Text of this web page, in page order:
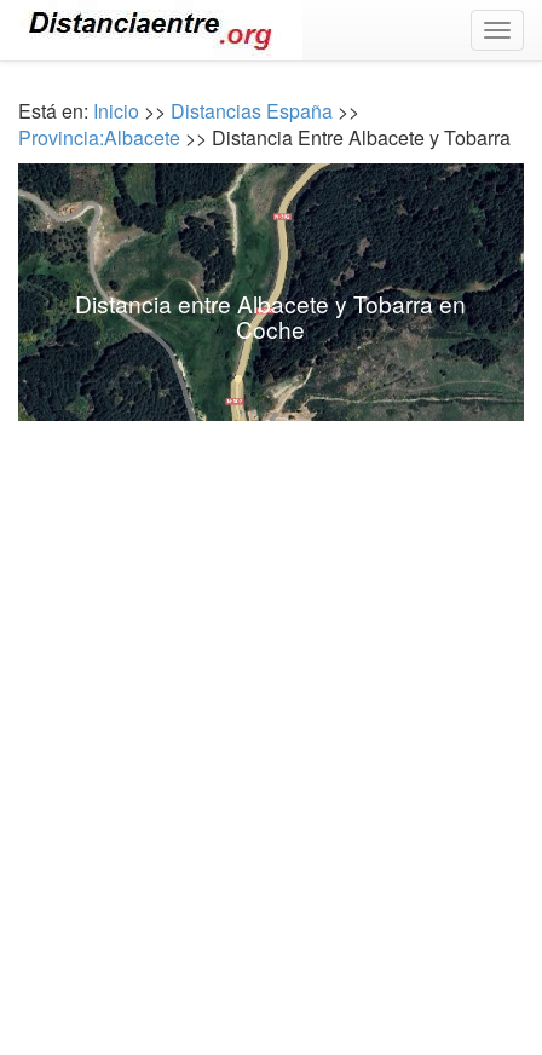
Está en: Inicio >> Distancias España >>
Provincia:Albacete >> Distancia Entre Albacete y Tobarra
Distancia entre Albacete y Tobarra en
Coche